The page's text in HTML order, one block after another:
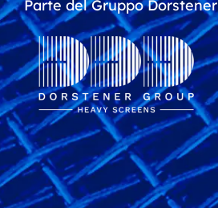
Parte del Gruppo Dorstener